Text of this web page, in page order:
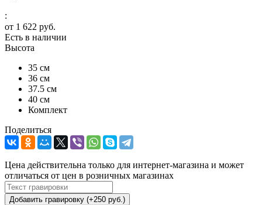
:
от 1 622 руб.
Есть в наличии
Высота
35 см
36 см
37.5 см
40 см
Комплект
Поделиться
Цена действительна только для интернет-магазина и может
отличаться от цен в розничных магазинах
Добавить гравировку (+250 руб.)